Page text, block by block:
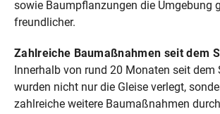
sowie Baumpflanzungen die Umgebung
freundlicher.
Zahlreiche Baumaßnahmen seit dem
Innerhalb von rund 20 Monaten seit dem
wurden nicht nur die Gleise verlegt,
zahlreiche weitere Baumaßnahmen